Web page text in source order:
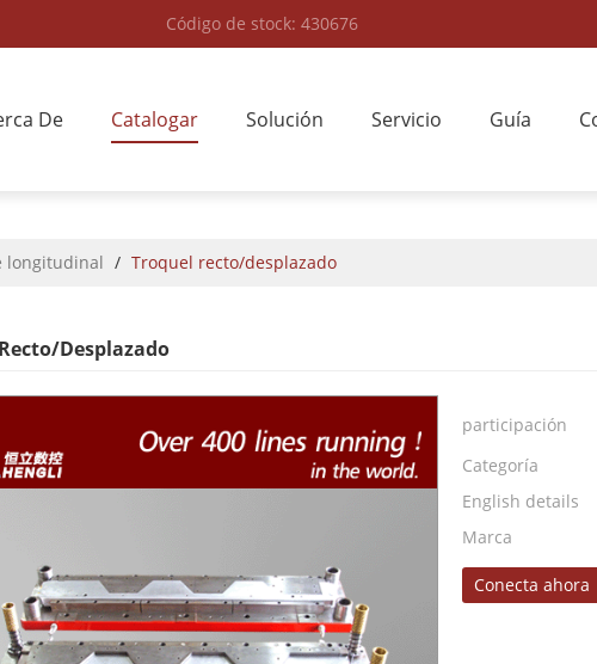
Código de stock: 430676
De Catalogar Solución Servicio Guía
longitudinal / Troquel recto/desplazado
desplazado
participación
Categoría
English details
Marca
Conecta ahora